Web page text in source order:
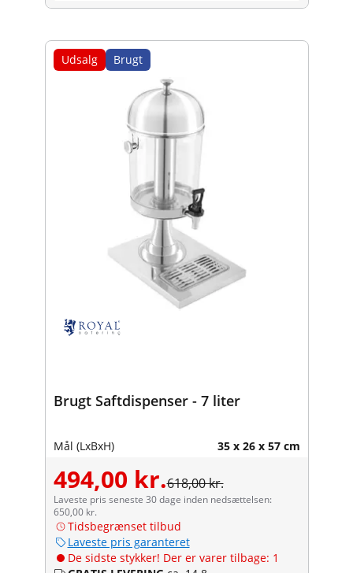
Udsalg Brugt
Brugt Saftdispenser - 7 liter
Mål (LxBxH) 35 x 26 x 57 cm
494,00 kr.618,00 kr.
Laveste pris seneste 30 dage inden nedsættelsen:
650,00 kr.
Tidsbegrænset tilbud
Laveste pris garanteret
De sidste stykker! Der er varer tilbage: 1